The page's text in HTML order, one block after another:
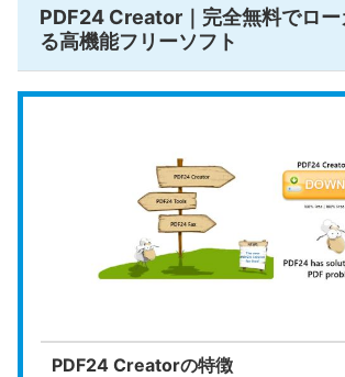
透かし
（ウォー
なし
動作
対応
ty/
PDF24 Creator｜完全無料でロー
る高機能フリーソフト
PDF24 Creatorの特徴